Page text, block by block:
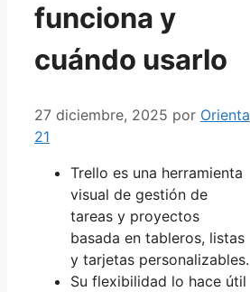
funciona y
cuándo usarlo
27 diciembre, 2025 por Orienta
21
Trello es una herramienta
visual de gestión de
tareas y proyectos
basada en tableros, listas
y tarjetas personalizables.
Su flexibilidad lo hace útil